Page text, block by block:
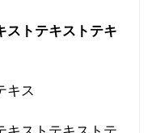
ストテキストテキ
キス